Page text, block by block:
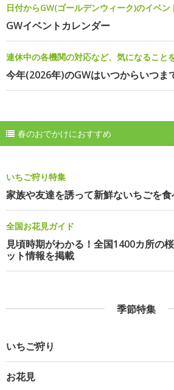
日付からGW(ゴールデンウィーク)のイベン
GWイベントカレンダー
連休中の各機関の対応など、気になること
今年(2026年)のGWはいつからいつま
春のおでかけにおすすめ
いちご狩り特集
家族や友達を誘って新鮮ないちごを食
全国お花見ガイド
見頃時期がわかる！全国1400カ所の
ット情報を掲載
季節特集
いちご狩り
お花見